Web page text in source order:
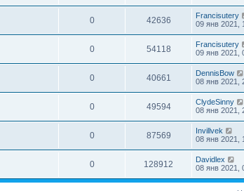
0 42636
Francisutery
09 янв 2021,
0 54118
Francisutery
09 янв 2021,
0 40661
DennisBow
08 янв 2021,
0 49594
ClydeSinny
08 янв 2021,
0 87569
Invillvek
08 янв 2021,
0 128912
Davidlex
08 янв 2021,